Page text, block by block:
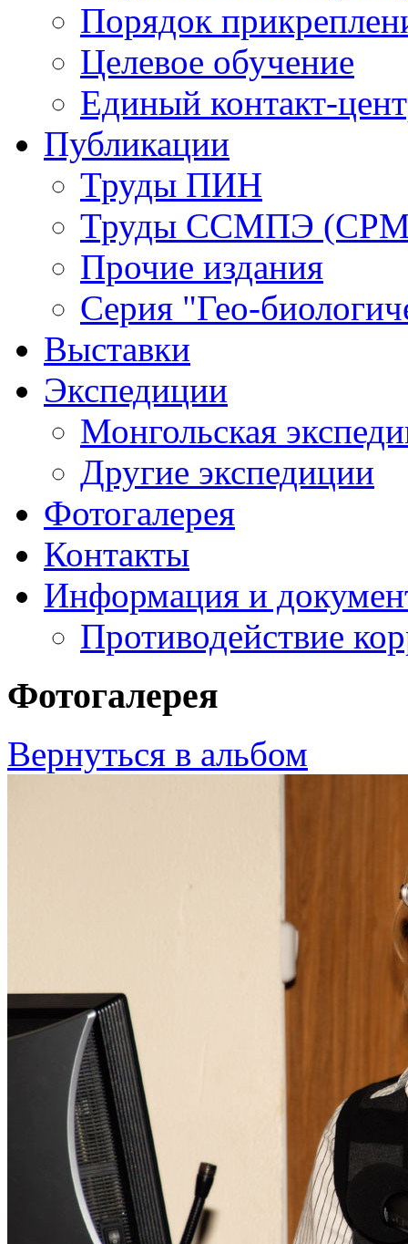
Порядок
Целевое обучение
Единый контакт-
Публикации
Труды ПИН
Труды ССМПЭ
Прочие издания
Серия "Гео-
Выставки
Экспедиции
Монгольская
Другие экспедиции
Фотогалерея
Контакты
Информация и
Противодействие
Фотогалерея
Вернуться в альбом